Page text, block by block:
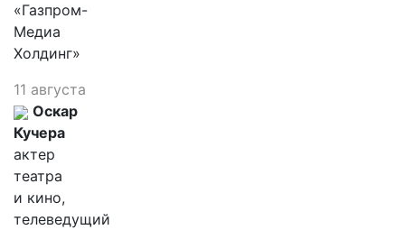
«Газпром-
Медиа
Холдинг»
11 августа
Оскар
Кучера
актер
театра
и кино,
телеведущий